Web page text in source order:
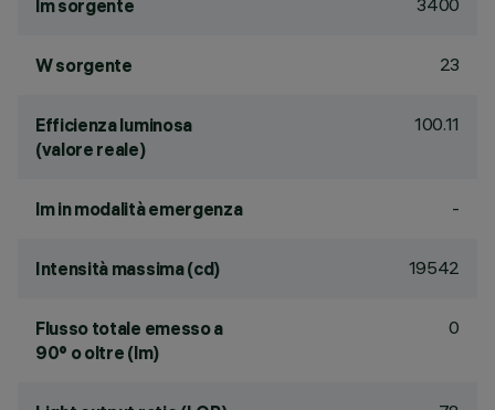
lm sorgente 3400
W sorgente 23
Efficienza luminosa
(valore reale)
100.11
lm in modalità emergenza -
Intensità massima (cd) 19542
Flusso totale emesso a
90° o oltre (lm)
0